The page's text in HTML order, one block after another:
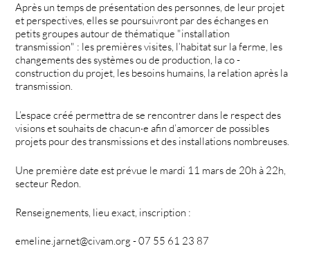
Après un temps de présentation des personnes, de leur projet
et perspectives, elles se poursuivront par des échanges en
petits groupes autour de thématique "installation
transmission" : les premières visites, l’habitat sur la ferme, les
changements des systèmes ou de production, la co -
construction du projet, les besoins humains, la relation après la
transmission.
L’espace créé permettra de se rencontrer dans le respect des
visions et souhaits de chacun·e afin d’amorcer de possibles
projets pour des transmissions et des installations nombreuses.
Une première date est prévue le mardi 11 mars de 20h à 22h,
secteur Redon.
Renseignements, lieu exact, inscription :
emeline.jarnet@civam.org - 07 55 61 23 87